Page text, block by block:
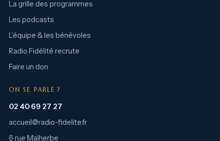
La grille des programmes
Les podcasts
L’équipe & les bénévoles
Radio Fidélité recrute
Faire un don
ON SE PARLE ?
02 40 69 27 27
accueil@radio-fidelite.fr
6 rue Malherbe